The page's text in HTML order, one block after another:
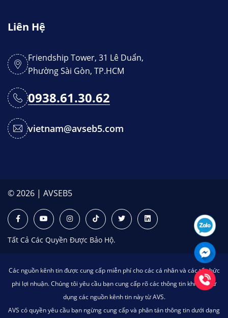
Liên Hệ
Friendship Tower, 31 Lê Duẩn,
Phường Sài Gòn, TP.HCM
0938.61.30.62
vietnam@avseb5.com
© 2026 | AVSEB5
Tất Cả Các Quyền Được Bảo Hộ.
Các nguồn kênh tin được cung cấp miễn phí cho các cá nhân và các tổ chức
phi lợi nhuận. Chúng tôi yêu cầu bạn cung cấp rõ các thông tin khi bạn sử
dụng các nguồn kênh tin này từ AVS.
AVS có quyền yêu cầu bạn ngừng cung cấp và phân tán thông tin dưới dạng